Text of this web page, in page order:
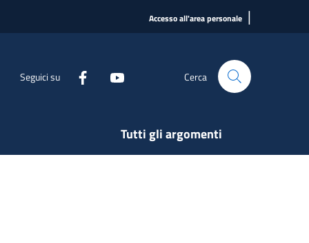
Accesso all'area personale |
Seguici su Cerca
Tutti gli argomenti